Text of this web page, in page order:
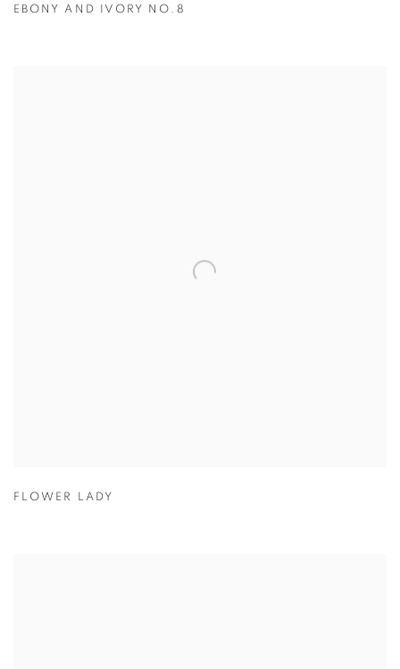
EBONY AND IVORY NO.8
FLOWER LADY